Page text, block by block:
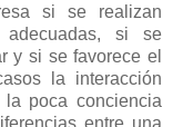
si se realizan
adecuadas, si se
y si se favorece el
la interacción
poca conciencia
entre una